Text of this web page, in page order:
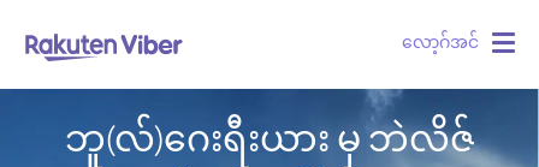
လော့ဂ်အင်
ဘူ(လ်)ဂေးရီးယား မှ ဘဲလိဇ်